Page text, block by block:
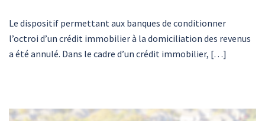
Le dispositif permettant aux banques de conditionner
l’octroi d’un crédit immobilier à la domiciliation des revenus
a été annulé. Dans le cadre d’un crédit immobilier, […]